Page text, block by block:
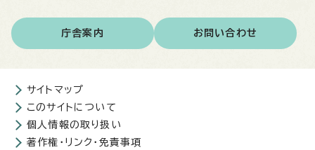
庁舎案内 お問い合わせ
サイトマップ
このサイトについて
個人情報の取り扱い
著作権・リンク・免責事項